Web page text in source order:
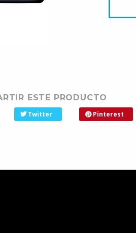
ESTE PRODUCTO
Twitter Pinterest